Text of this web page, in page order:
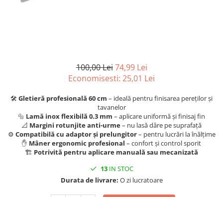
Accesorii gresie si faianta
Accesorii pentru faianta, gresie si
Accesorii polizare si slefuire
Accesorii vopsire si tencuire
Benzi
Materiale electrice
100,00 Lei 74,99 Lei
Economisesti: 25,01 Lei
🛠 Gletieră profesională 60 cm – ideală pentru finisarea pereților și
tavanelor
🔩 Lamă inox flexibilă 0.3 mm – aplicare uniformă și finisaj fin
📐 Margini rotunjite anti-urme– nu lasă dâre pe suprafață
⚙ Compatibilă cu adaptor și prelungitor– pentru lucrări la înălțime
✋ Mâner ergonomic profesional – confort și control sporit
🏗 Potrivită pentru aplicare manuală sau mecanizată
13IN STOC
Durata de livrare: O zi lucratoare